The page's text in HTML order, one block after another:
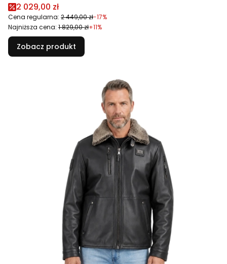
Cena promocyjna
2 029,00 zł
Cena regularna: 2 449,00 zł-17%
Najniższa cena: 1 829,00 zł+11%
Zobacz produkt